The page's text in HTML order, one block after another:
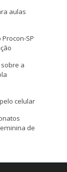
aulas
SP
a
celular
de